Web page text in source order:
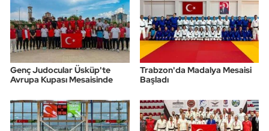
Genç Judocular Üsküp'te
Avrupa Kupası Mesaisinde
Trabzon'da Madalya Mesaisi
Başladı